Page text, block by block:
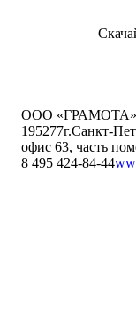
ООО «ГРАМОТА»
195277г.Санкт-
офис 63, часть
8 495 424-84-44